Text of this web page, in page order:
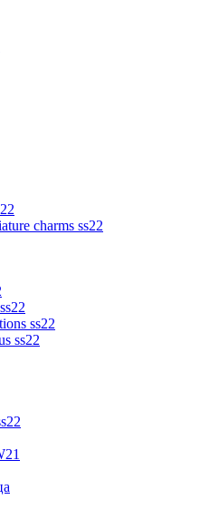
charms ss22
ss22
ss22